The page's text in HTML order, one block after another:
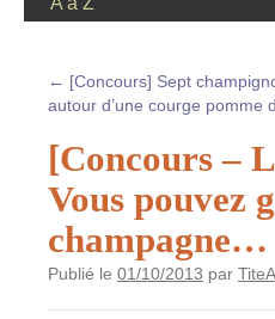
← [Concours] Sept
autour d’une courge pomme
[Concours –
Vous pouvez
champagne…
Publié le 01/10/2013 par